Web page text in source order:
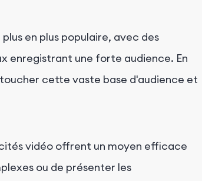
en plus populaire, avec des
enregistrant une forte audience. En
cette vaste base d'audience et
vidéo offrent un moyen efficace
ou de présenter les